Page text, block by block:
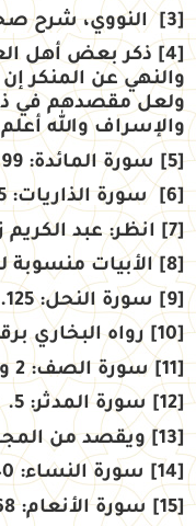
[3]
النووي، شرح صحيح
[4]
ذكر بعض أهل
والنهي عن المنكر
ولعل مقصدهم في
والإسراف والله
[5]
سورة المائدة: 99.
[6]
سورة الذاريات: 55.
[7]
انظر: عبد الكريم
[8]
الأبيات منسوبة
[9]
سورة النحل: 125.
[10]
رواه البخاري برقم
[11]
سورة الصف: 2 و3.
[12]
سورة المدثر: 5.
[13]
ويقصد من
[14]
سورة النساء: 140.
[15]
سورة الأنعام: 68.